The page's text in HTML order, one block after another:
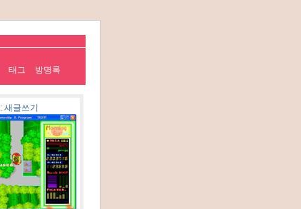
태그 방명록
새글쓰기